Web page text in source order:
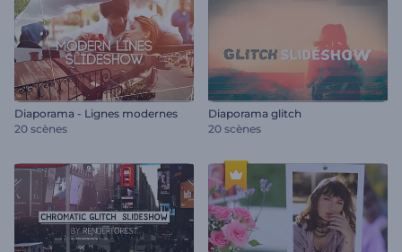
Diaporama - Lignes modernes
20 scènes
Diaporama glitch
20 scènes